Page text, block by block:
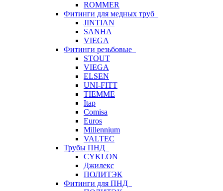
ROMMER
Фитинги для медных труб
JINTIAN
SANHA
VIEGA
Фитинги резьбовые
STOUT
VIEGA
ELSEN
UNI-FITT
TIEMME
Itap
Comisa
Euros
Millennium
VALTEC
Трубы ПНД
CYKLON
Джилекс
ПОЛИТЭК
Фитинги для ПНД